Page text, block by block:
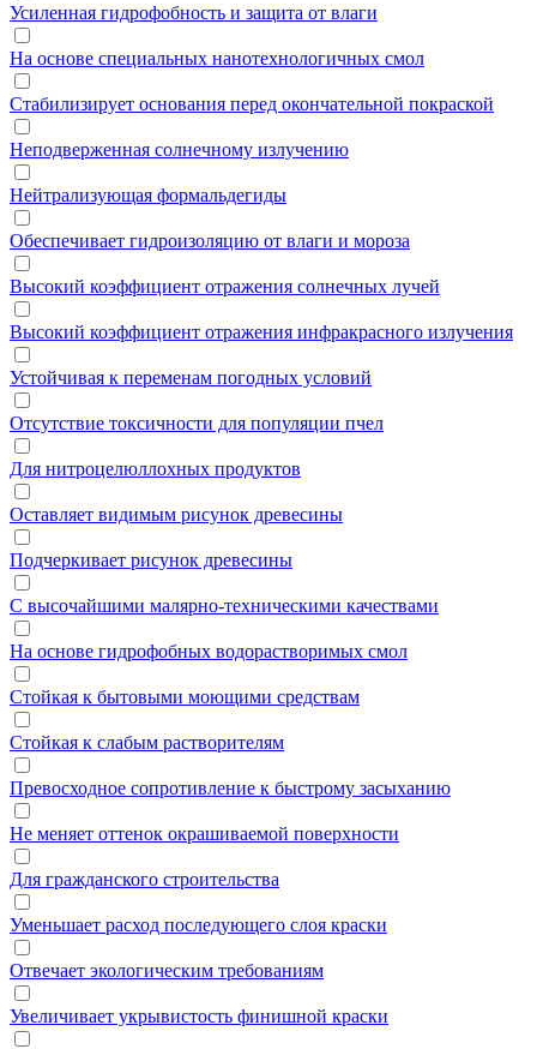
Усиленная гидрофобность и защита от влаги
На основе специальных нанотехнологичных смол
Стабилизирует основания перед окончательной покраской
Неподверженная солнечному излучению
Нейтрализующая формальдегиды
Обеспечивает гидроизоляцию от влаги и мороза
Высокий коэффициент отражения солнечных лучей
Высокий коэффициент отражения инфракрасного излучения
Устойчивая к переменам погодных условий
Отсутствие токсичности для популяции пчел
Для нитроцелюллохных продуктов
Оставляет видимым рисунок древесины
Подчеркивает рисунок древесины
С высочайшими малярно-техническими качествами
На основе гидрофобных водорастворимых смол
Стойкая к бытовыми моющими средствам
Стойкая к слабым растворителям
Превосходное сопротивление к быстрому засыханию
Не меняет оттенок окрашиваемой поверхности
Для гражданского строительства
Уменьшает расход последующего слоя краски
Отвечает экологическим требованиям
Увеличивает укрывистость финишной краски